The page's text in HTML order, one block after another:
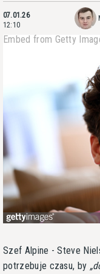
07.01.26
12:10
Embed from Getty
Szef Alpine - Steve
potrzebuje czasu, by